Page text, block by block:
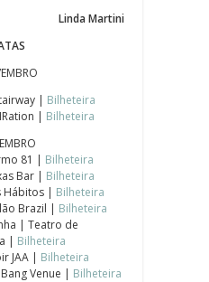
Linda Martini
| Bilheteira
| Bilheteira
81 | Bilheteira
Bar | Bilheteira
Hábitos | Bilheteira
Brazil | Bilheteira
| Teatro de
| Bilheteira
JAA | Bilheteira
Venue | Bilheteira